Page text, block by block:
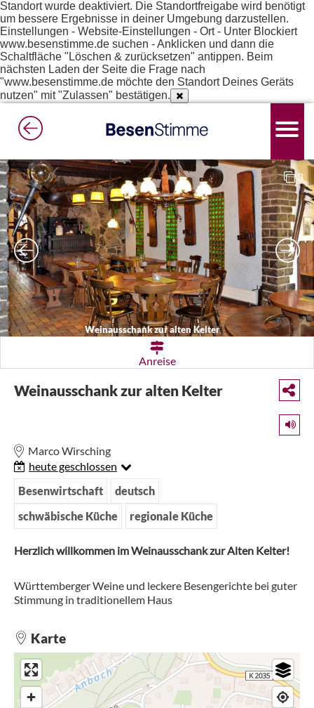
Standort wurde deaktiviert. Die Standortfreigabe wird benötigt
um bessere Ergebnisse in deiner Umgebung darzustellen.
Einstellungen - Website-Einstellungen - Ort - Unter Blockiert
www.besenstimme.de suchen - Anklicken und dann die
Schaltfläche "Löschen & zurücksetzen" antippen. Beim
nächsten Laden der Seite die Frage nach
"www.besenstimme.de möchte den Standort Deines Geräts
nutzen" mit "Zulassen" bestätigen.
Weinausschank zur alten Kelter
3
Anreise
Weinausschank zur alten Kelter
Marco Wirsching
heute geschlossen
Besenwirtschaft
deutsch
schwäbische Küche
regionale Küche
Herzlich willkommen im Weinausschank zur Alten Kelter!
Württemberger Weine und leckere Besengerichte bei guter
Stimmung in traditionellem Haus
Karte